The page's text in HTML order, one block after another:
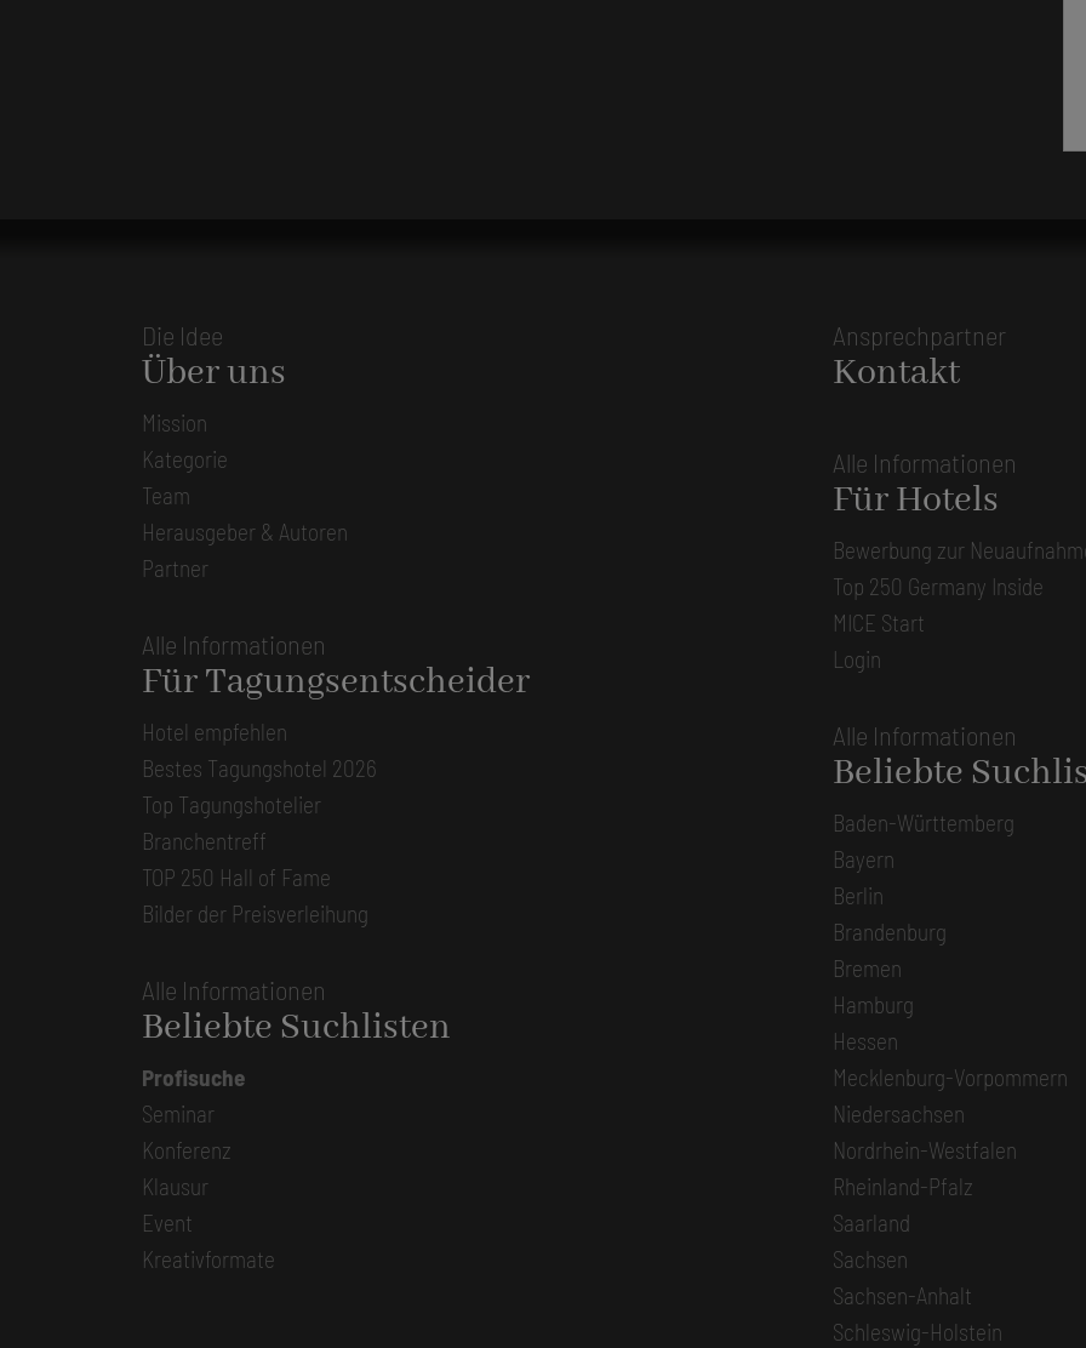
Die Idee
Über uns
Mission
Kategorie
Team
Herausgeber & Autoren
Partner
Alle Informationen
Für Tagungsentscheider
Hotel empfehlen
Bestes Tagungshotel 2026
Top Tagungshotelier
Branchentreff
TOP 250 Hall of Fame
Bilder der Preisverleihung
Alle Informationen
Beliebte Suchlisten
Profisuche
Seminar
Konferenz
Klausur
Event
Kreativformate
Ansprechpartner
Kontakt
Alle Informationen
Für Hotels
Bewerbung zur
Top 250 Germany Inside
MICE Start
Login
Alle Informationen
Beliebte
Baden-Württemberg
Bayern
Berlin
Brandenburg
Bremen
Hamburg
Hessen
Mecklenburg-Vorpommern
Niedersachsen
Nordrhein-Westfalen
Rheinland-Pfalz
Saarland
Sachsen
Sachsen-Anhalt
Schleswig-Holstein